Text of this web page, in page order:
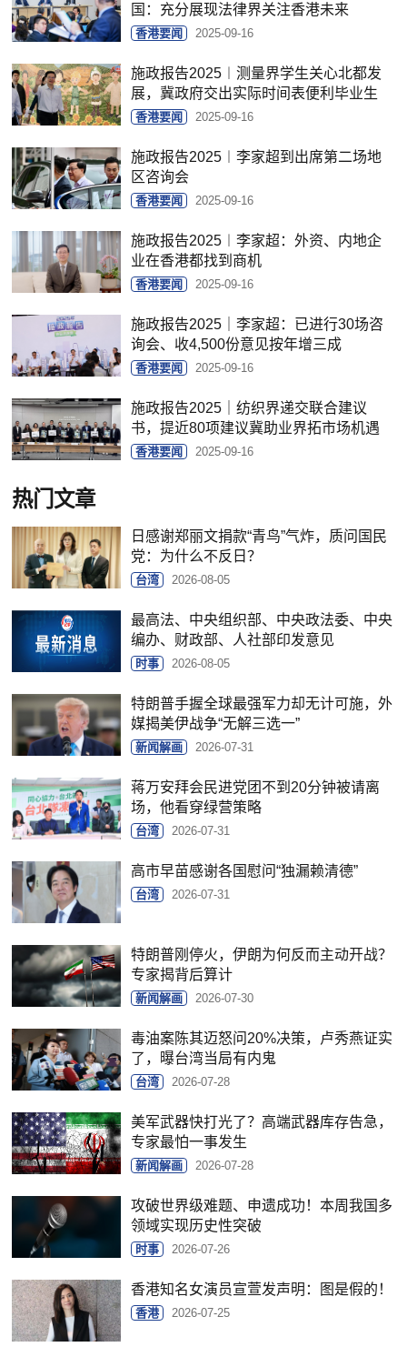
国：充分展现法律界关注香港未来
香港要闻 2025-09-16
施政报告2025︱测量界学生关心北都发
展，冀政府交出实际时间表便利毕业生
香港要闻 2025-09-16
施政报告2025︱李家超到出席第二场地
区咨询会
香港要闻 2025-09-16
施政报告2025︱李家超：外资、内地企
业在香港都找到商机
香港要闻 2025-09-16
施政报告2025｜李家超：已进行30场咨
询会、收4,500份意见按年增三成
香港要闻 2025-09-16
施政报告2025｜纺织界递交联合建议
书，提近80项建议冀助业界拓市场机遇
香港要闻 2025-09-16
热门文章
日感谢郑丽文捐款“青鸟”气炸，质问国民
党：为什么不反日？
台湾 2026-08-05
最高法、中央组织部、中央政法委、中央
编办、财政部、人社部印发意见
时事 2026-08-05
特朗普手握全球最强军力却无计可施，外
媒揭美伊战争“无解三选一”
新闻解画 2026-07-31
蒋万安拜会民进党团不到20分钟被请离
场，他看穿绿营策略
台湾 2026-07-31
高市早苗感谢各国慰问“独漏赖清德”
台湾 2026-07-31
特朗普刚停火，伊朗为何反而主动开战？
专家揭背后算计
新闻解画 2026-07-30
毒油案陈其迈怒问20%决策，卢秀燕证实
了，曝台湾当局有内鬼
台湾 2026-07-28
美军武器快打光了？高端武器库存告急，
专家最怕一事发生
新闻解画 2026-07-28
攻破世界级难题、申遗成功！本周我国多
领域实现历史性突破
时事 2026-07-26
香港知名女演员宣萱发声明：图是假的！
香港 2026-07-25